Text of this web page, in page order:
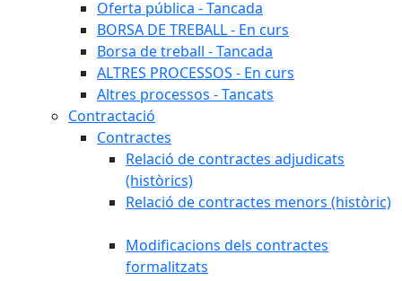
Oferta pública - Tancada
BORSA DE TREBALL - En curs
Borsa de treball - Tancada
ALTRES PROCESSOS - En curs
Altres processos - Tancats
Contractació
Contractes
Relació de contractes adjudicats
(històrics)
Relació de contractes menors (històric)
Modificacions dels contractes
formalitzats